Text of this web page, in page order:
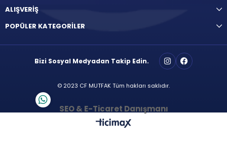
ALIŞVERİŞ
POPÜLER KATEGORİLER
Bizi Sosyal Medyadan Takip Edin.
© 2023 CF MUTFAK Tüm hakları saklıdır.
SEO & E-Ticaret Danışmanı